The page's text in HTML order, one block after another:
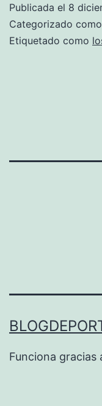
Publicada el 8
Categorizado como
Etiquetado como
Funciona gracias